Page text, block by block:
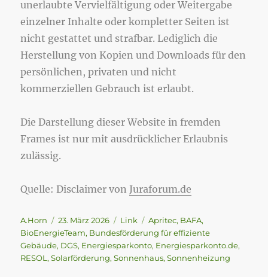
unerlaubte Vervielfältigung oder Weitergabe
einzelner Inhalte oder kompletter Seiten ist
nicht gestattet und strafbar. Lediglich die
Herstellung von Kopien und Downloads für den
persönlichen, privaten und nicht
kommerziellen Gebrauch ist erlaubt.
Die Darstellung dieser Website in fremden
Frames ist nur mit ausdrücklicher Erlaubnis
zulässig.
Quelle: Disclaimer von Juraforum.de
Autor
A.Horn
Veröffentlicht
am
23. März 2026 Format
Link Schlagwörter
Apritec, BAFA,
BioEnergieTeam, Bundesförderung für effiziente
Gebäude, DGS, Energiesparkonto, Energiesparkonto.de,
RESOL ,Solarförderung,Sonnenhaus,Sonnenheizung